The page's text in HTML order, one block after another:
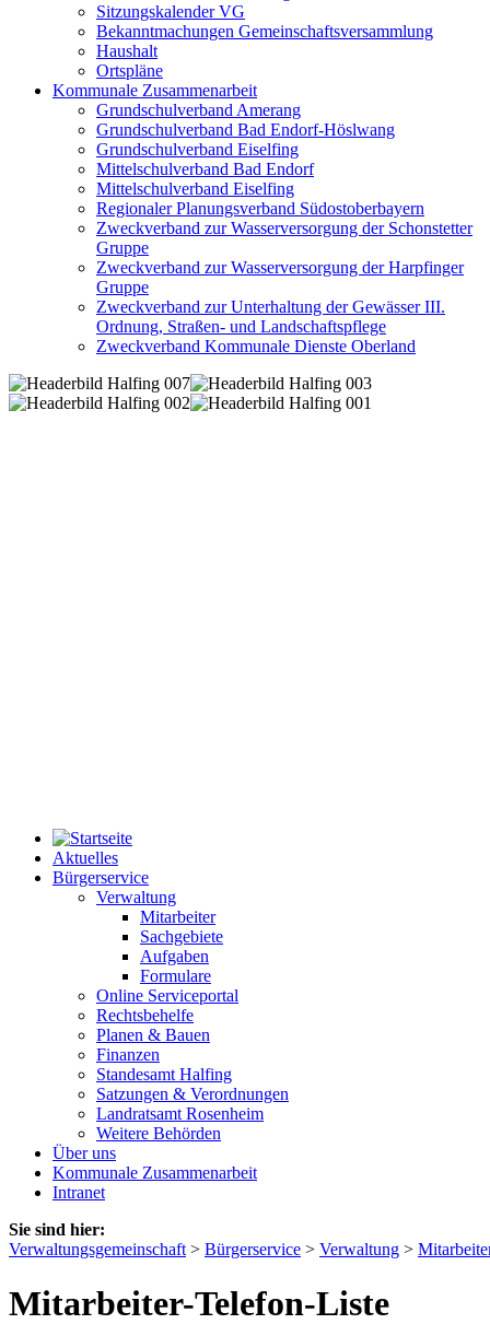
Sitzungskalender VG
Bekanntmachungen Gemeinschaftsversammlung
Haushalt
Ortspläne
Kommunale Zusammenarbeit
Grundschulverband Amerang
Grundschulverband Bad Endorf-Höslwang
Grundschulverband Eiselfing
Mittelschulverband Bad Endorf
Mittelschulverband Eiselfing
Regionaler Planungsverband Südostoberbayern
Zweckverband zur Wasserversorgung der Schonstetter
Gruppe
Zweckverband zur Wasserversorgung der Harpfinger
Gruppe
Zweckverband zur Unterhaltung der Gewässer III.
Ordnung, Straßen- und Landschaftspflege
Zweckverband Kommunale Dienste Oberland
Aktuelles
Bürgerservice
Verwaltung
Mitarbeiter
Sachgebiete
Aufgaben
Formulare
Online Serviceportal
Rechtsbehelfe
Planen & Bauen
Finanzen
Standesamt Halfing
Satzungen & Verordnungen
Landratsamt Rosenheim
Weitere Behörden
Über uns
Kommunale Zusammenarbeit
Intranet
Sie sind hier:
Verwaltungsgemeinschaft > Bürgerservice > Verwaltung >
Mitarbeiter-Telefon-Liste